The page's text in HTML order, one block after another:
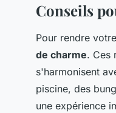
Conseils
Pour rendre
de charme. Ces
s'harmonisent
piscine, des
une expérience